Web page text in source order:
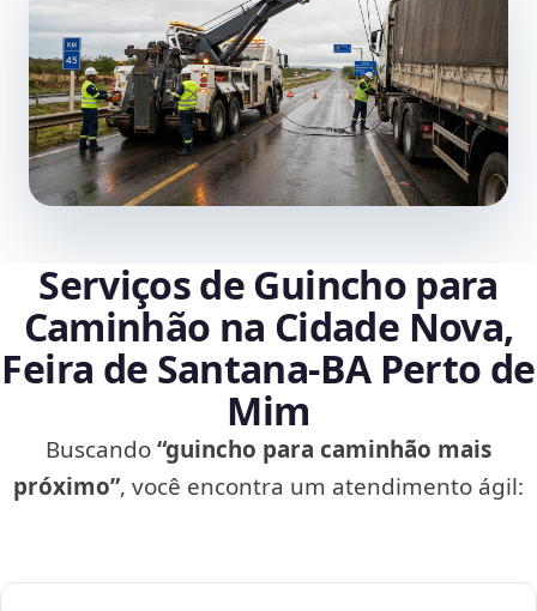
Serviços de Guincho para
Caminhão na Cidade Nova,
Feira de Santana‑BA Perto de
Mim
Buscando“guincho para caminhão mais
próximo”, você encontra um atendimento ágil: